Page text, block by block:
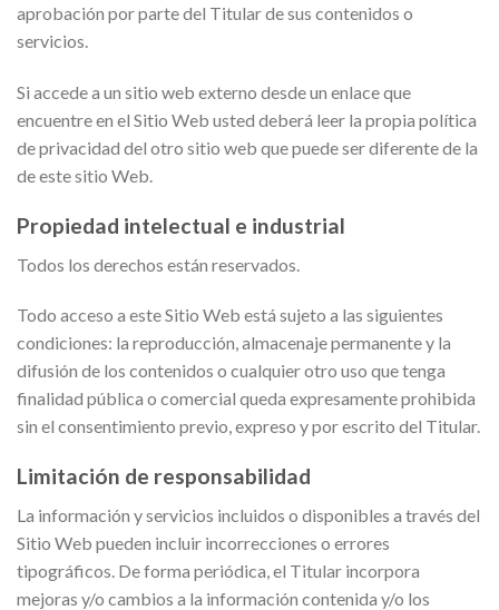
aprobación por parte del Titular de sus contenidos o
servicios.
Si accede a un sitio web externo desde un enlace que
encuentre en el Sitio Web usted deberá leer la propia política
de privacidad del otro sitio web que puede ser diferente de la
de este sitio Web.
Propiedad intelectual e industrial
Todos los derechos están reservados.
Todo acceso a este Sitio Web está sujeto a las siguientes
condiciones: la reproducción, almacenaje permanente y la
difusión de los contenidos o cualquier otro uso que tenga
finalidad pública o comercial queda expresamente prohibida
sin el consentimiento previo, expreso y por escrito del Titular.
Limitación de responsabilidad
La información y servicios incluidos o disponibles a través del
Sitio Web pueden incluir incorrecciones o errores
tipográficos. De forma periódica, el Titular incorpora
mejoras y/o cambios a la información contenida y/o los